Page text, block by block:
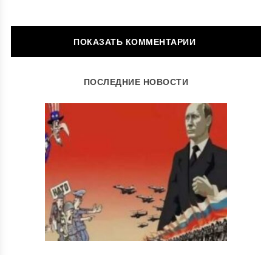
ОСТАВИТЬ КОММЕНТАРИЙ
Ваш адрес email не будет опубликован. Обязательные поля
Комментарий*
ПОСЛЕДНИЕ НОВОСТИ